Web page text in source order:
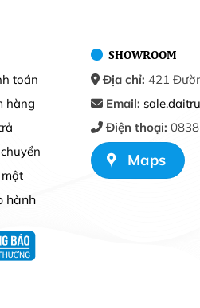
toán
hàng
hành
SHOWROOM
Địa chỉ: 421
Email:
Điện thoại:
Maps